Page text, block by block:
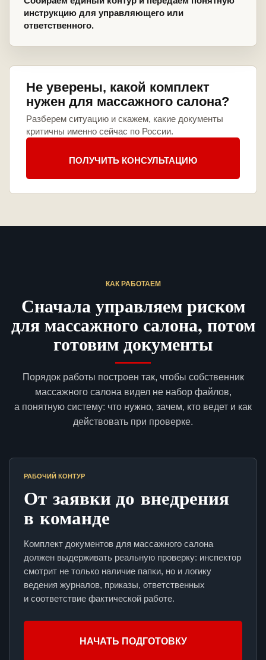
инструкцию для управляющего или
ответственного.
Не уверены, какой комплект
нужен для массажного салона?
Разберем ситуацию и скажем, какие документы
критичны именно сейчас по России.
ПОЛУЧИТЬ КОНСУЛЬТАЦИЮ
КАК РАБОТАЕМ
Сначала управляем риском
для массажного салона, потом
готовим документы
Порядок работы построен так, чтобы собственник
массажного салона видел не набор файлов,
а понятную систему: что нужно, зачем, кто ведет и как
действовать при проверке.
РАБОЧИЙ КОНТУР
От заявки до внедрения
в команде
Комплект документов для массажного салона
должен выдерживать реальную проверку: инспектор
смотрит не только наличие папки, но и логику
ведения журналов, приказы, ответственных
и соответствие фактической работе.
НАЧАТЬ ПОДГОТОВКУ